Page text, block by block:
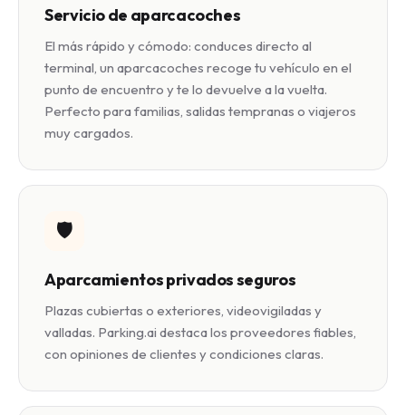
Servicio de aparcacoches
El más rápido y cómodo: conduces directo al
terminal, un aparcacoches recoge tu vehículo en el
punto de encuentro y te lo devuelve a la vuelta.
Perfecto para familias, salidas tempranas o viajeros
muy cargados.
🛡️
Aparcamientos privados seguros
Plazas cubiertas o exteriores, videovigiladas y
valladas. Parking.ai destaca los proveedores fiables,
con opiniones de clientes y condiciones claras.